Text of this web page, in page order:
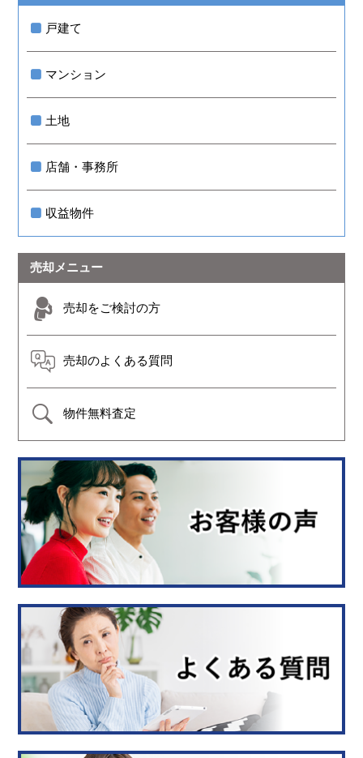
戸建て
マンション
土地
店舗・事務所
収益物件
売却メニュー
売却をご検討の方
売却のよくある質問
物件無料査定